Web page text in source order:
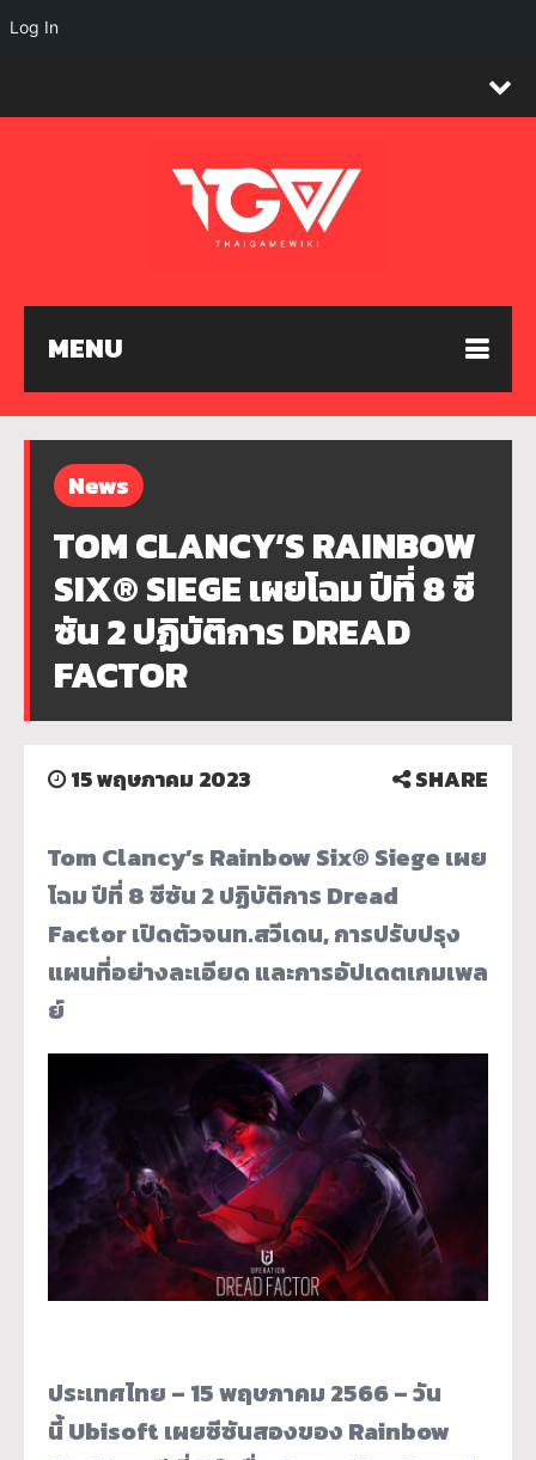
MENU
News
TOM CLANCY’S RAINBOW
SIX® SIEGE เผยโฉม ปีที่ 8 ซี
ซัน 2 ปฏิบัติการ DREAD
FACTOR
15 พฤษภาคม 2023 SHARE
Tom Clancy’s Rainbow Six® Siege เผย
โฉม ปีที่ 8 ซีซัน 2 ปฏิบัติการ Dread
Factor เปิดตัวจนท.สวีเดน, การปรับปรุง
แผนที่อย่างละเอียด และการอัปเดตเกมเพล
ย์
ประเทศไทย – 15พฤษภาคม 2566 –วัน
นี้Ubisoft เผยซีซันสองของ Rainbow
Log In